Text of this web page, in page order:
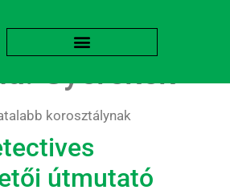
Gyerekek
korosztálynak
útmutató